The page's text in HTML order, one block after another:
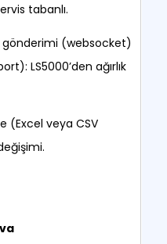
tabanlı.
gönderimi (websocket)
LS5000’den ağırlık
(Excel veya CSV